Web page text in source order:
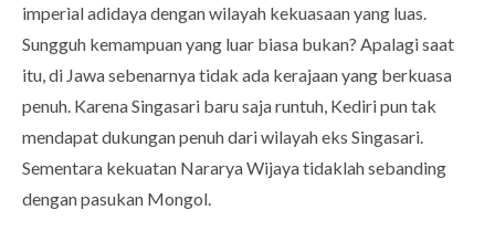
imperial adidaya dengan wilayah kekuasaan yang luas.
Sungguh kemampuan yang luar biasa bukan? Apalagi saat
itu, di Jawa sebenarnya tidak ada kerajaan yang berkuasa
penuh. Karena Singasari baru saja runtuh, Kediri pun tak
mendapat dukungan penuh dari wilayah eks Singasari.
Sementara kekuatan Nararya Wijaya tidaklah sebanding
dengan pasukan Mongol.